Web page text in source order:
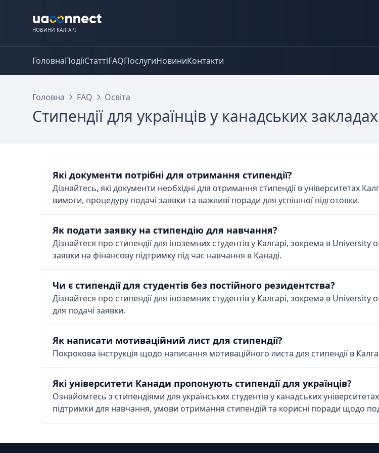
НОВИНИ КАЛГАРІ
ГоловнаПодіїСтаттіFAQПослугиНовиниКонтакти
Головна FAQ Освіта
Стипендії для українців у канадських
Які документи потрібні для отримання стипендії?
Дізнайтесь, які документи необхідні для отримання стипендії в університетах
вимоги, процедуру подачі заявки та важливі поради для успішної підготовки.
Як подати заявку на стипендію для навчання?
Дізнайтеся про стипендії для іноземних студентів у Калгарі, зокрема в
заявки на фінансову підтримку під час навчання в Канаді.
Чи є стипендії для студентів без постійного резидентства?
Дізнайтеся про стипендії для іноземних студентів у Калгарі, зокрема в
для подачі заявки.
Як написати мотиваційний лист для стипендії?
Покрокова інструкція щодо написання мотиваційного листа для стипендії в
Які університети Канади пропонують стипендії для українців?
Ознайомтесь з стипендіями для українських студентів у канадських
підтримки для навчання, умови отримання стипендій та корисні поради щодо